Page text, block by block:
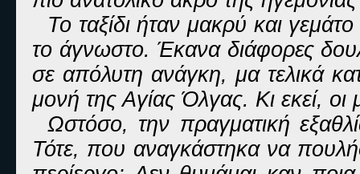
Το ταξίδι ήταν μακρύ και
το άγνωστο. Έκανα διάφορες
σε απόλυτη ανάγκη, μα τελικά
μονή της Αγίας Όλγας. Κι εκεί,
Ωστόσο, την πραγματική
Τότε, που αναγκάστηκα να